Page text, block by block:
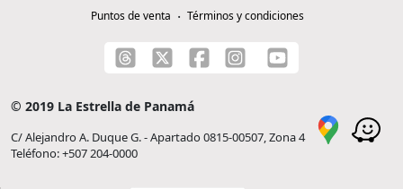
Puntos de venta
Términos y condiciones
© 2019 La Estrella de Panamá
C/ Alejandro A. Duque G. - Apartado 0815-00507, Zona 4
Teléfono: +507 204-0000